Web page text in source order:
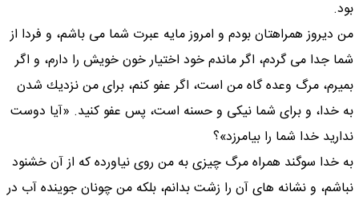
بود.
من ديروز همراهتان بودم و امروز مايه عبرت شما مى باشم، و فردا از
شما جدا مى گردم، اگر ماندم خود اختيار خون خويش را دارم، و اگر
بميرم، مرگ وعده گاه من است، اگر عفو كنم، براى من نزديك شدن
به خدا، و براى شما نيكى و حسنه است، پس عفو كنيد. «آيا دوست
نداريد خدا شما را بيامرزد»؟
به خدا سوگند همراه مرگ چيزى به من روى نياورده كه از آن خشنود
نباشم، و نشانه هاى آن را زشت بدانم، بلكه من چونان جوينده آب در